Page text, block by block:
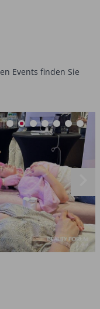
Events finden Sie